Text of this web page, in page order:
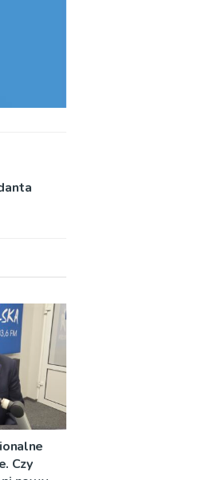
Czy